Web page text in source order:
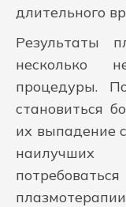
длительного
Результаты
несколько
процедуры.
становиться
их выпадение